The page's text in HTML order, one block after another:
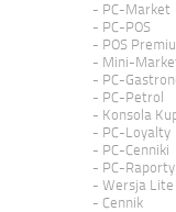
PC-Market
PC-POS
POS
Mini-
PC-
PC-Petrol
Konsola
PC-Loyalty
PC-Cenniki
PC-Raporty
Wersja Lite
Cennik